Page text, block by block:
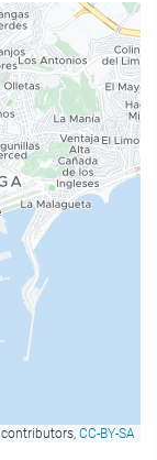
contributors, CC-BY-SA